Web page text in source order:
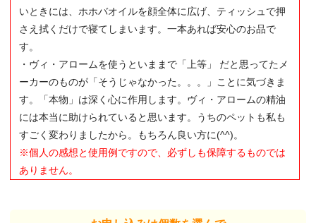
いときには、ホホバオイルを顔全体に広げ、ティッシュで押
さえ拭くだけで寝てしまいます。一本あれば安心のお品で
す。
・ヴィ・アロームを使うといままで「上等」 だと思ってたメ
ーカーのものが「そうじゃなかった。。。」ことに気づきま
す。「本物」は深く心に作用します。ヴィ・アロームの精油
には本当に助けられていると思います。うちのペットも私も
すごく変わりましたから。もちろん良い方に(^^)。
※個人の感想と使用例ですので、必ずしも保障するものでは
ありません。